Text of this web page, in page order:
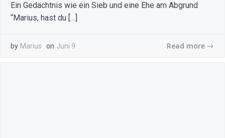
Ein Gedächtnis wie ein Sieb und eine Ehe am Abgrund
“Marius, hast du […]
by Marius on Juni 9 Read more